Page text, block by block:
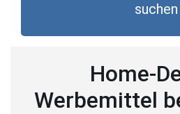
suchen
Home-
Werbemittel